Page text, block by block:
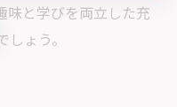
味と学びを両立した充
ょう。